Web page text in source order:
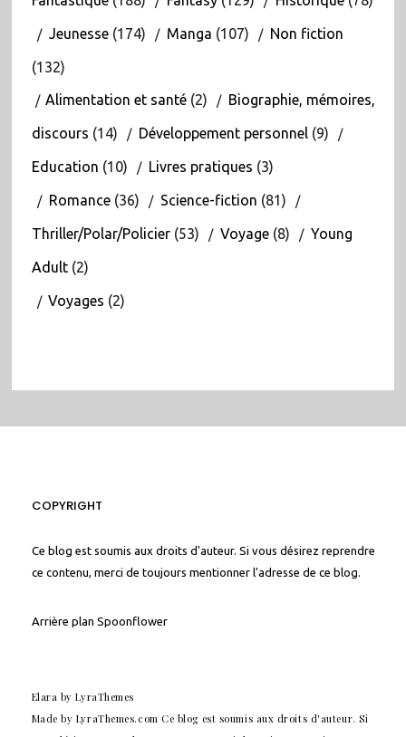
Jeunesse(174) Manga (107) Non fiction
(132)
Alimentation et santé(2) Biographie, mémoires,
discours (14) Développement personnel(9)
Education (10) Livres pratiques (3)
Romance(36) Science-fiction (81)
Thriller/Polar/Policier(53) Voyage(8) Young
Adult(2)
Voyages (2)
COPYRIGHT
Ce blog est soumis aux droits d'auteur. Si vous désirez reprendre
ce contenu, merci de toujours mentionner l'adresse de ce blog.
Arrière plan Spoonflower
Elara by LyraThemes
Made by LyraThemes.com Ce blog est soumis aux droits d'auteur. Si